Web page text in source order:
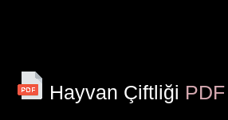
Hayvan Çiftliği PDF